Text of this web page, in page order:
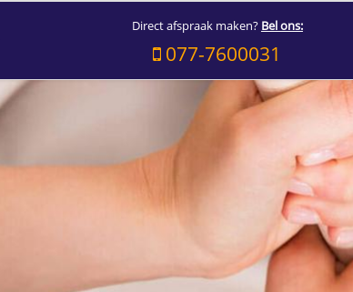
Direct afspraak maken? Bel ons:
077-7600031